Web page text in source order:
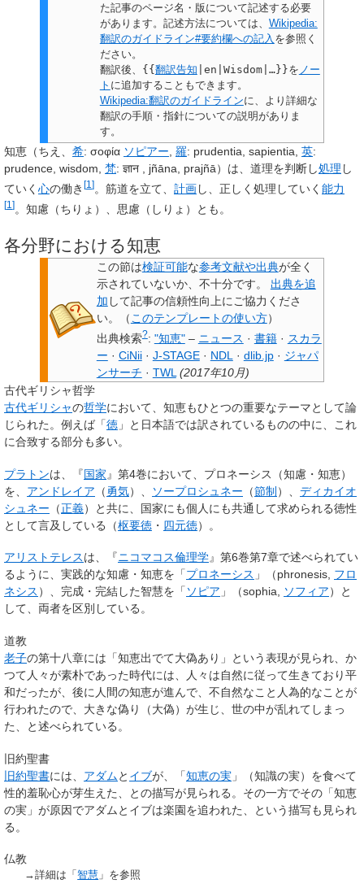
た記事のページ名・版について記述する必要
があります。記述方法については、 Wikipedia:
翻訳のガイドライン#要約欄への記入 を参照く
ださい。
翻訳後、 {{ 翻訳告知 |en|Wisdom|…}}を ノー
ト に追加することもできます。
Wikipedia:翻訳のガイドラインに、より詳細な
翻訳の手順・指針についての説明がありま
す。
知恵 （ちえ、 希: σοφία ソピアー 羅: prudentia, sapientia 英:
prudence, wisdom 梵: ज्ञान , jñāna, prajñā）は、道理を判断し処理 し
ていく 心の働き [1 ] 。筋道を立て、 計画し、正しく処理していく 能力
[1 ]。 知慮 （ちりょ）、 思慮 （しりょ）とも。
各分野における知恵
この節は検証可能な参考文献や出典が全く
示されていないか、不十分です。
出典を追
加 して記事の信頼性向上にご協力くださ
い。
（ このテンプレートの使い方）
出典検索?: "知恵" – ニュース · 書籍 · スカラ
ー · CiNii · J-STAGE · NDL · dlib.jp · ジャパ
ンサーチ · TWL (2017年10月)
古代ギリシャ哲学
古代ギリシャの哲学において、知恵もひとつの重要なテーマとして論
じられた。例えば「徳 」と日本語では訳されているものの中に、これ
に合致する部分も多い。
プラトンは、『国家 』第4巻において、プロネーシス（知慮・知恵）
を、 アンドレイア （勇気）、 ソープロシュネー （節制 ）、 ディカイオ
シュネー （正義）と共に、国家にも個人にも共通して求められる徳性
として言及している（枢要徳 ・ 四元徳）。
アリストテレスは、『ニコマコス倫理学』第6巻第7章で述べられてい
るように、実践的な知慮・知恵を「プロネーシス 」（phronesis, フロ
ネシス ）、完成・完結した智慧を「 ソピア 」（sophia, ソフィア）と
して、両者を区別している。
道教
老子の第十八章には「知恵出でて大偽あり」という表現が見られ、か
つて人々が素朴であった時代には、人々は自然に従って生きており平
和だったが、後に人間の知恵が進んで、不自然なこと人為的なことが
行われたので、大きな偽り（大偽）が生じ、世の中が乱れてしまっ
た、と述べられている。
旧約聖書
旧約聖書には、 アダムと イブが、「知恵の実 」（知識の実）を食べて
性的羞恥心が芽生えた、との描写が見られる。その一方でその「知恵
の実」が原因でアダムとイブは楽園を追われた、という描写も見られ
る。
仏教
→詳細は「智慧 」を参照